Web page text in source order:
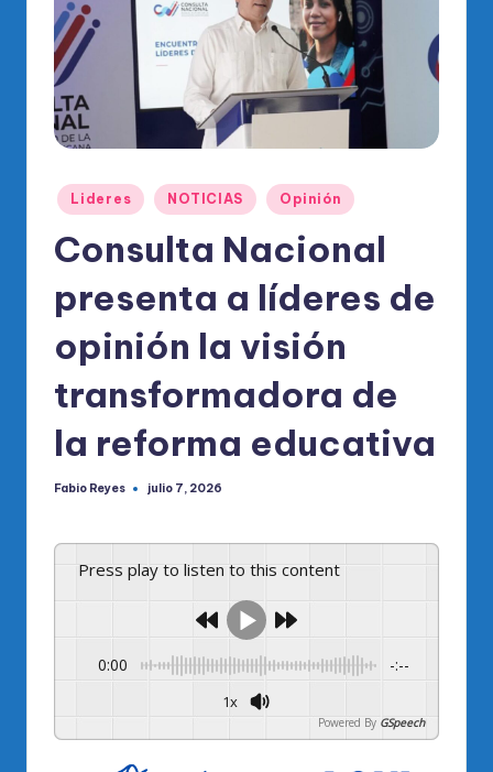
di
o
O
al
R
M
Publicado
en
Lideres NOTICIAS Opinión
Consulta Nacional
presenta a líderes de
opinión la visión
transformadora de
la reforma educativa
Publicado
Fabio Reyes julio 7, 2026
Press play to listen to this content
0:00 -:--
1x
Powered By GSpeech